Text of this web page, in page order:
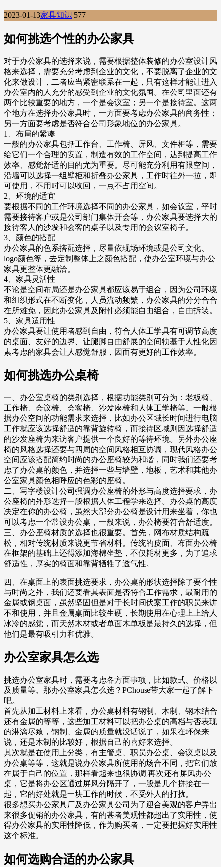
2023-01-13家具知识 577
如何挑选个性的办公家具
对于办公家具的选择来说，需要根据整体装修的办公室设计风
格来选择，需要充分考虑到企业的文化，不要脱离了企业的文
化来做设计，二者应当紧密联系在一起，只有这样才能让进入
办公室内的人充分的感受到企业的文化氛围。在公司里面还有
两个比较重要的地方，一个是会议室；另一个是接待室。这两
个地方在选择办公家具时，一方面要考虑办公家具的商务性；
另一方面要考虑是否符合公司形象地位的办公家具。
1、布局的紧凑
一般的办公家具包括工作台、工作椅、屏风、文件柜等，需要
给它们一个合理的安置，制造有效的工作空间，达到提高工作
效率、感觉舒适的目的尤为重要。尽可能充分利用有限空间，
沿墙可以选择一组壁柜和折叠办公家具，工作时往外一拉，即
可使用，不用时可以收回，一点不占用空间。
2、环境的适宜
要根据不同的工作环境选择不同的办公家具，如会议室，平时
需要接待客户或是公司部门集体开会等，办公家具要选择大的
接待客人的沙发和会客的桌子以及专用的会议室椅子。
3、颜色的搭配
办公家具的色系搭配选择，尽量依现场环境或是公司文化、
logo颜色等，去定制整体上之颜色搭配，使办公室环境与办公
家具更整体更融洽。
4、家具灵活性
不论是空间布局还是办公家具都应该易于组合，因为公司环境
和组织形式在不断变化，人员流动频繁，办公家具的分分合合
在所难免，因此办公家具及附件必须能自由组合，自由拆装。
5、家具适用性
办公家具要让使用者感到自由，符合人体工学具有可调节高度
的桌面、友好的边界、让腿脚自由舒展的空间牞基于人性化因
素考虑的家具会让人感觉舒服，因而有更好的工作效率。
如何挑选办公桌椅
一、办公室桌椅的类别选择，根据功能类别可分为：老板椅、
工作椅、会议椅、会客椅、沙发座椅和人体工学椅等。一般根
据办公空间的功能需求来选择，比如办公区域长时间进行电脑
工作就应该选择舒适的靠背旋转椅，而接待区域则因选择舒适
的沙发座椅为来访客户提供一个良好的等待环境。另外办公座
椅的风格选择还要与四周的空间风格相互协调，现代风格办公
空间应该搭配简约时尚的办公座椅较为和谐，同时我们还要考
虑了办公桌的颜色，并选择一些与墙壁，地板，艺术和其他办
公室家具颜色相呼应的色彩的座椅。
二、写字楼设计公司强调办公座椅的外形与高度选择要求，办
公座椅的外形选择一般根据人体工程学来选择。办公桌的高度
决定在你的办公椅，虽然大部分办公椅是设计用来坐着，你也
可以考虑一个常设办公桌，一般来说，办公椅要符合舒适度。
三、办公座椅材质的选择也很重要。首先，网布材质结构疏
松，相对传统材质来说更节省材料。传统的皮面、布面办公椅
在框架的基础上还得添加海棉坐垫，不仅耗材更多，为了追求
舒适性，厚实的椅面和靠背牺牲了透气性。
四、在桌面上的表面挑选要求，办公桌的形状选择除了要个性
与时尚之外，我们还要看其表面是否符合工作需求，最耐用的
金属或钢桌面，虽然坚固但是对于长时间伏案工作的职员来讲
不和使用，并且金属桌面比较生硬，长期使用在心理上上给人
冰冷的感觉，而天然木材或者单面木单板是最持久的选择，但
他们是最有吸引力和优雅。
办公室家具怎么选
挑选办公室家具时，需要考虑各方面事项，比如款式、价格以
及质量等。那办公室家具怎么选？PChouse带大家一起了解下
吧。
首先从加工材料上来看，办公桌材料有钢制、木制、钢木结合
还有金属的等等，这些加工材料可以把办公桌的高档与否表现
的淋漓尽致，钢制、金属的质量就没话说了，如果在环保来
说，还是木制的比较好，根据自己的喜好来选择。
其次就是在使用上分类，有主管桌、职员办公桌、会议桌以及
办公桌等等，这就是说办公家具所使用的场合不同，把它们放
在属于自己的位置，那样看起来也很协调;再次还有屏风办公
桌，它是将办公区通过屏风分隔开了，一般是几个拼接在一
起，它的好处就是一块工作的时候，不受外人的打扰。
很多想买办公家具厂及办公家具公司为了迎合美观的客户弄出
来很多促销的办公家具，有的甚者美观性都超出了实用性，使
得办公家具的实用性降低，作为购买者，一定要把握好实用性
这个标准。
如何选购合适的办公家具